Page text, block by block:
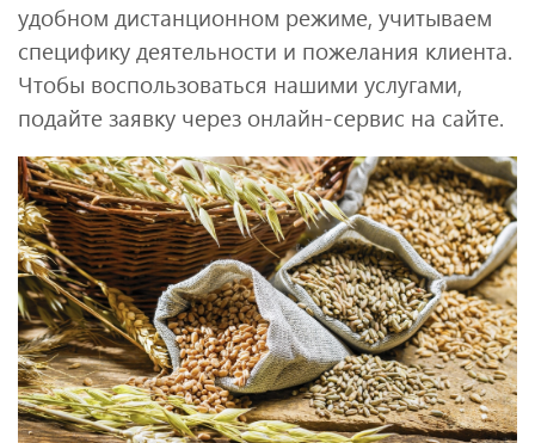
удобном дистанционном режиме, учитываем
специфику деятельности и пожелания клиента.
Чтобы воспользоваться нашими услугами,
подайте заявку через онлайн-сервис на сайте.